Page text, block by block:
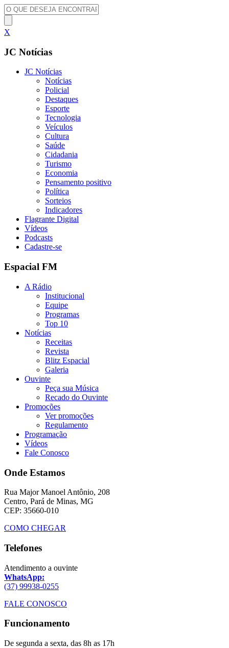
X
JC Notícias
JC Notícias
Notícias
Policial
Destaques
Esporte
Tecnologia
Veículos
Cultura
Saúde
Cidadania
Turismo
Economia
Pensamento positivo
Política
Sorteios
Indicadores
Flagrante Digital
Vídeos
Podcasts
Cadastre-se
Espacial FM
A Rádio
Institucional
Equipe
Programas
Top 10
Notícias
Receitas
Revista
Blitz Espacial
Galeria
Ouvinte
Peça sua Música
Recado do Ouvinte
Promoções
Ver promoções
Regulamento
Programação
Vídeos
Fale Conosco
Onde Estamos
Rua Major Manoel Antônio, 208
Centro, Pará de Minas, MG
CEP: 35660-010
COMO CHEGAR
Telefones
Atendimento a ouvinte
WhatsApp:
(37) 99938-0255
FALE CONOSCO
Funcionamento
De segunda a sexta, das 8h as 17h